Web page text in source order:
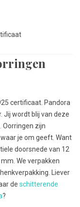
certificaat. Pandora
Jij wordt blij van deze
Oorringen zijn
je om geeft. Want
doorsnede van 12
We verpakken
Liever
de schitterende
?